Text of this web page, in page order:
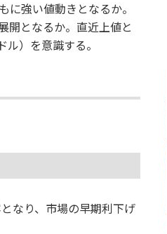
強い値動きとなるか。
開となるか。直近上値と
）を意識する。
なり、市場の早期利下げ